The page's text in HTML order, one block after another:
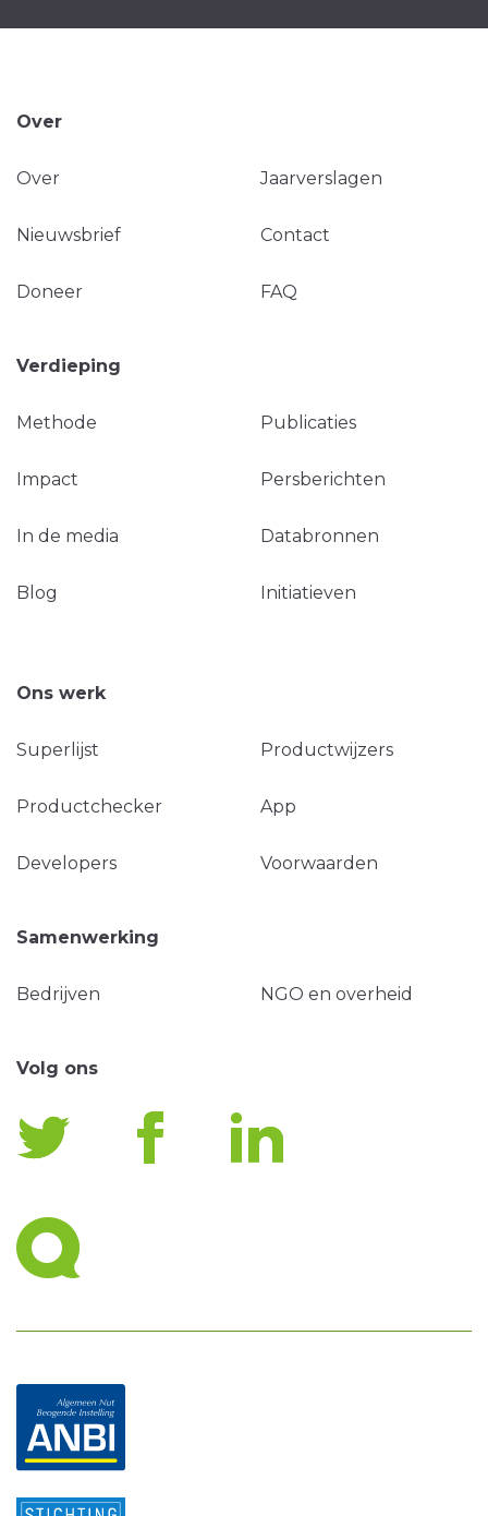
Over
Over Jaarverslagen
Nieuwsbrief Contact
Doneer FAQ
Verdieping
Methode Publicaties
Impact Persberichten
In de media Databronnen
Blog Initiatieven
Ons werk
Superlijst Productwijzers
Productchecker App
Developers Voorwaarden
Samenwerking
Bedrijven NGO en overheid
Volg ons